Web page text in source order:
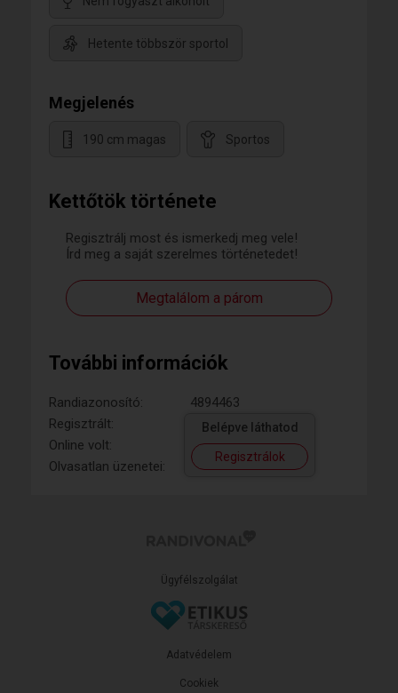
Kettőtök története
Regisztrálj most és ismerkedj meg vele!
Írd meg a saját szerelmes történetedet!
Megtalálom a párom
További információk
Randiazonosító:
4894463
Regisztrált:
Online volt:
Olvasatlan üzenetei:
Belépve láthatod
Regisztrálok
Hetente többször sportol
Megjelenés
190 cm magas Sportos
Ügyfélszolgálat
Adatvédelem
Cookiek